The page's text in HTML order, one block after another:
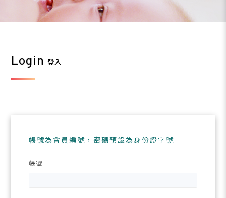
Login登入
帳號為會員編號，密碼預設為身份證字號
帳號